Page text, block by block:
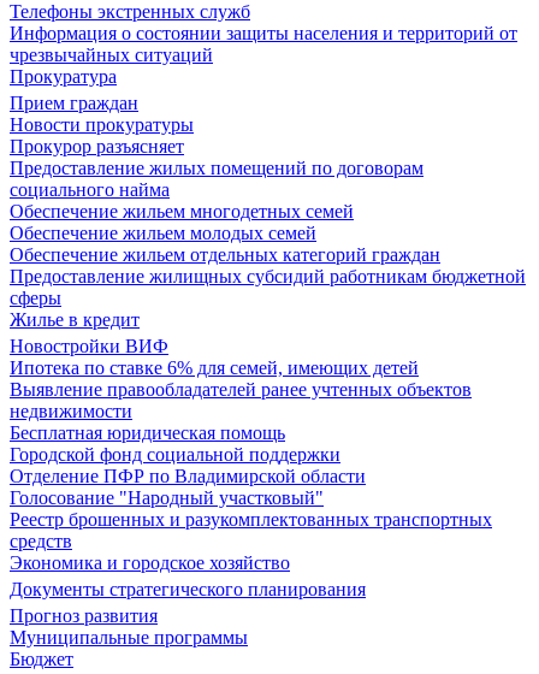
Телефоны экстренных служб
Информация о состоянии защиты населения и территорий от
чрезвычайных ситуаций
Прокуратура
Прием граждан
Новости прокуратуры
Прокурор разъясняет
Предоставление жилых помещений по договорам
социального найма
Обеспечение жильем многодетных семей
Обеспечение жильем молодых семей
Обеспечение жильем отдельных категорий граждан
Предоставление жилищных субсидий работникам бюджетной
сферы
Жилье в кредит
Новостройки ВИФ
Ипотека по ставке 6% для семей, имеющих детей
Выявление правообладателей ранее учтенных объектов
недвижимости
Бесплатная юридическая помощь
Городской фонд социальной поддержки
Отделение ПФР по Владимирской области
Голосование "Народный участковый"
Реестр брошенных и разукомплектованных транспортных
средств
Экономика и городское хозяйство
Документы стратегического планирования
Прогноз развития
Муниципальные программы
Бюджет